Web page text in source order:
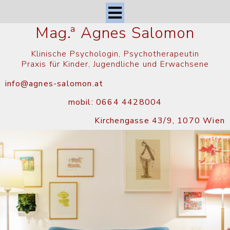
Mag.ª Agnes Salomon
Klinische Psychologin, Psychotherapeutin
Praxis für Kinder, Jugendliche und Erwachsene
info@agnes-salomon.at
mobil: 0664 4428004
Kirchengasse 43/9, 1070 Wien